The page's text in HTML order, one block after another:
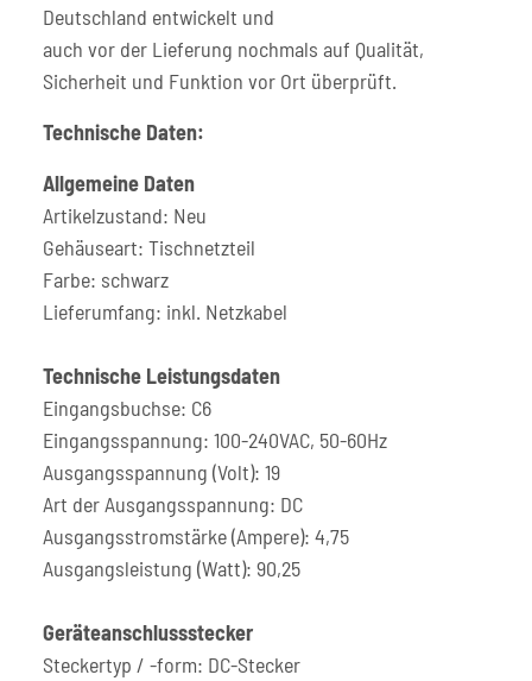
Deutschland entwickelt und
auch vor der Lieferung nochmals auf Qualität,
Sicherheit und Funktion vor Ort überprüft.
Technische Daten:
Allgemeine Daten
Artikelzustand: Neu
Gehäuseart: Tischnetzteil
Farbe: schwarz
Lieferumfang: inkl. Netzkabel
Technische Leistungsdaten
Eingangsbuchse: C6
Eingangsspannung: 100-240VAC, 50-60Hz
Ausgangsspannung (Volt): 19
Art der Ausgangsspannung: DC
Ausgangsstromstärke (Ampere): 4,75
Ausgangsleistung (Watt): 90,25
Geräteanschlussstecker
Steckertyp / -form: DC-Stecker